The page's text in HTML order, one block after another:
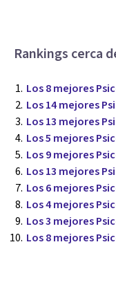
Rankings cerca
Los 8 mejores
Los 14 mejores
Los 13 mejores
Los 5 mejores
Los 9 mejores
Los 13 mejores
Los 6 mejores
Los 4 mejores
Los 3 mejores
Los 8 mejores